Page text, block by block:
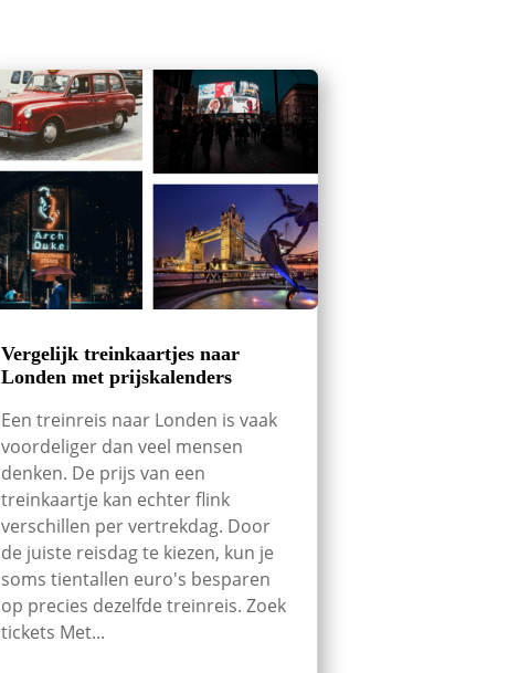
Vergelijk treinkaartjes naar
Londen met prijskalenders
Een treinreis naar Londen is vaak
voordeliger dan veel mensen
denken. De prijs van een
treinkaartje kan echter flink
verschillen per vertrekdag. Door
de juiste reisdag te kiezen, kun je
soms tientallen euro's besparen
op precies dezelfde treinreis. Zoek
tickets Met...